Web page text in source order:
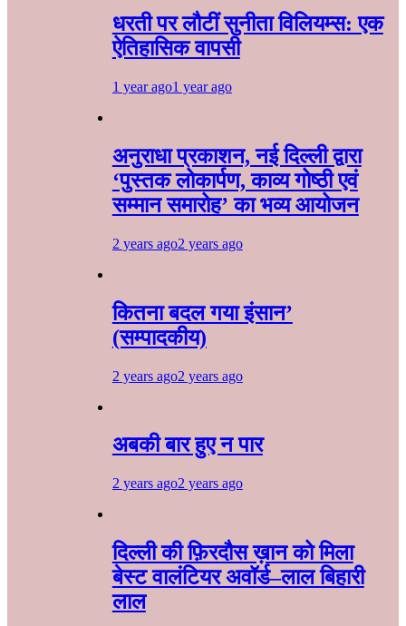
धरती पर लौटीं सुनीता विलियम्स: एक
ऐतिहासिक वापसी
1 year ago1 year ago
अनुराधा प्रकाशन, नई दिल्ली द्वारा
‘पुस्तक लोकार्पण, काव्य गोष्ठी एवं
सम्मान समारोह’ का भव्य आयोजन
2 years ago2 years ago
कितना बदल गया इंसान’
(सम्पादकीय)
2 years ago2 years ago
अबकी बार हुए न पार
2 years ago2 years ago
दिल्ली की फ़िरदौस ख़ान को मिला
बेस्ट वालंटियर अवॉर्ड–लाल बिहारी
लाल